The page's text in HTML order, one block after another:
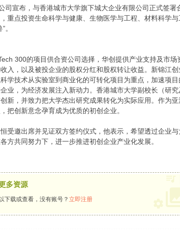
司宣布，与香港城市大学旗下城大企业有限公司正式签
重点投资生命科学与健康、生物医学与工程、材料科学
。
300的项目供合资公司选择，华创提供产业支持及市
入，以及被投企业的股权分红和股权转让收益。新锦江
学技术从实验室到商业化的可转化项目为重点，加速项
业，为经济发展注入新动力。香港城市大学副校长（研
新，并致力把大学杰出研究成果转化为实际应用。作为
把创新意念孕育成为优质的初创企业。
受邀出席并见证双方签约仪式，他表示，希望透过企业
方共同努力下，进一步推进初创企业产业化发展。
多资源
下载或查看，没有账号？ 立即注册